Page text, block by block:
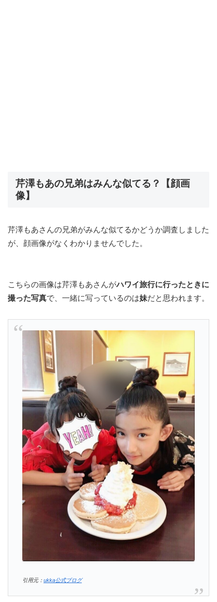
芹澤もあの兄弟はみんな似てる？【顔画
像】
芹澤もあさんの兄弟がみんな似てるかどうか調査しました
が、顔画像がなくわかりませんでした。
こちらの画像は芹澤もあさんがハワイ旅行に行ったときに
撮った写真で、一緒に写っているのは妹だと思われます。
引用元： ukka公式ブログ